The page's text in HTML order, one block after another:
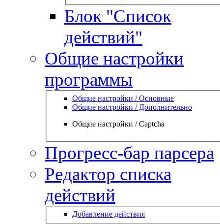
Блок "Список
действий"
Общие настройки
программы
Общие настройки / Основные
Общие настройки / Дополнительно
Общие настройки / Captcha
Прогресс-бар парсера
Редактор списка
действий
Добавление действия